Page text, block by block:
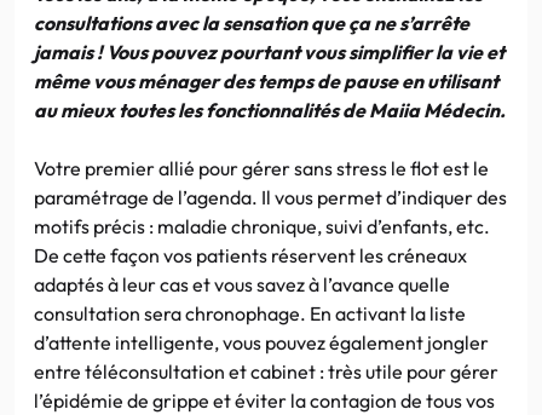
consultations avec la sensation que ça ne s’arrête
jamais ! Vous pouvez pourtant vous simplifier la vie et
même vous ménager des temps de pause en utilisant
au mieux toutes les fonctionnalités de Maiia Médecin.
Votre premier allié pour gérer sans stress le flot est le
paramétrage de l’agenda. Il vous permet d’indiquer des
motifs précis : maladie chronique, suivi d’enfants, etc.
De cette façon vos patients réservent les créneaux
adaptés à leur cas et vous savez à l’avance quelle
consultation sera chronophage. En activant la liste
d’attente intelligente, vous pouvez également jongler
entre téléconsultation et cabinet : très utile pour gérer
l’épidémie de grippe et éviter la contagion de tous vos